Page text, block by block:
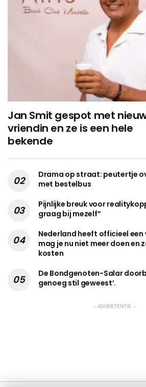
Jan Smit gespot met
vriendin en ze is een hele
bekende
Drama op straat: peutertje
met bestelbus
Pijnlijke breuk voor
graag bij mezelf”
Nederland heeft officieel
mag je nu niet meer doen en
kosten
De Bondgenoten-Salar
genoeg stil geweest’.
-- ADVERTENTIE --